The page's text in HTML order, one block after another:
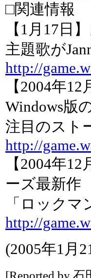
□関連情報
【1月17日
主題歌が
http://
【2004年
Windows版
注目のスト
http://
【2004年
ーズ最新作
「ロック
http://
(2005年1月
[Reported by 石